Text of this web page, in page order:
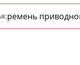
ремень